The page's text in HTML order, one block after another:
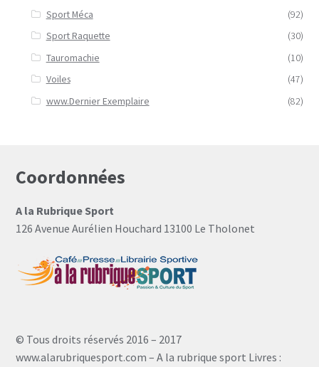
Sport Méca
(92)
Sport Raquette
(30)
Tauromachie
(10)
Voiles
(47)
www.Dernier Exemplaire
(82)
Coordonnées
A la Rubrique Sport
126 Avenue Aurélien Houchard 13100 Le Tholonet
© Tous droits réservés 2016 – 2017
www.alarubriquesport.com – A la rubrique sport Livres :